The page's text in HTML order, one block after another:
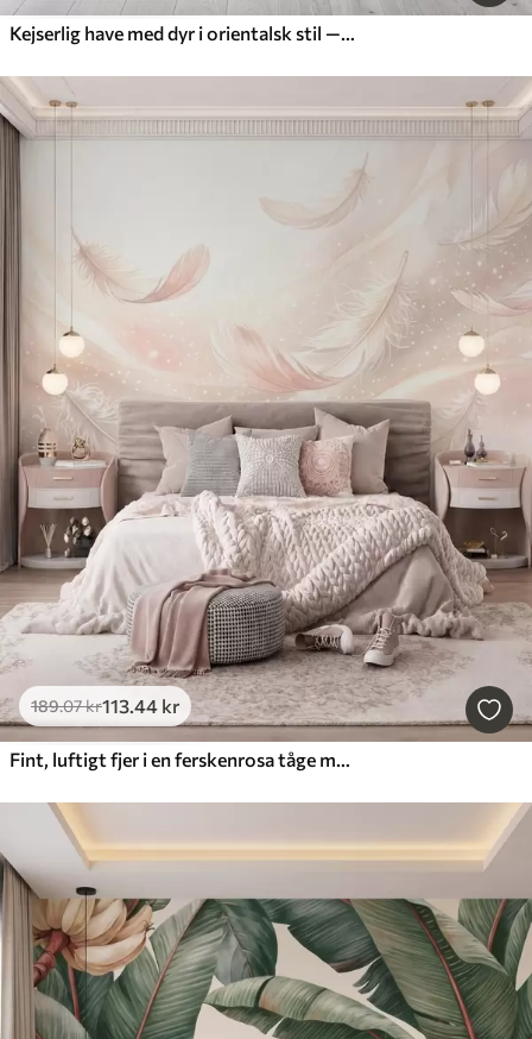
Kejserlig have med dyr i orientalsk stil — abe, leopard, tiger, påfugl og hejre
189.07kr113.44 kr
Fint, luftigt fjer i en ferskenrosa tåge med glans